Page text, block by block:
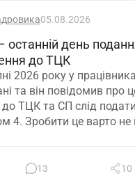
05.08.2026
останній день
до ТЦК
2026 року у
та він повідомив про
до ТЦК та СП слід
4. Зробити це варто не
13
10